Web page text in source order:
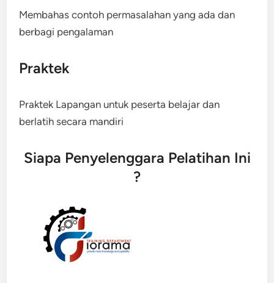
Membahas contoh permasalahan yang ada dan
berbagi pengalaman
Praktek
Praktek Lapangan untuk peserta belajar dan
berlatih secara mandiri
Siapa Penyelenggara Pelatihan Ini
?